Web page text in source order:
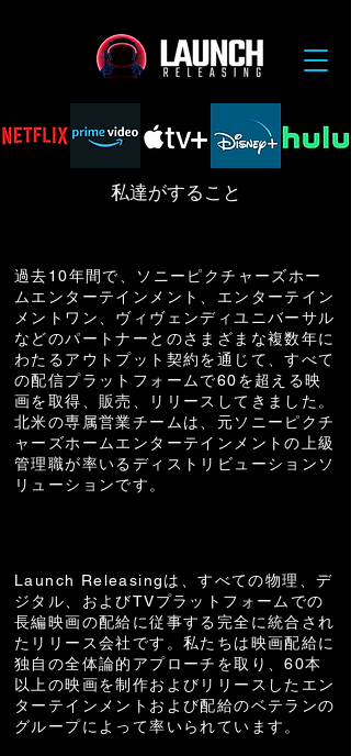
私達がすること
過去10年間で、ソニーピクチャーズホー
ムエンターテインメント、エンターテイン
メントワン、ヴィヴェンディユニバーサル
などのパートナーとのさまざまな複数年に
わたるアウトプット契約を通じて、すべて
の配信プラットフォームで60を超える映
画を取得、販売、リリースしてきました。
北米の専属営業チームは、元ソニーピクチ
ャーズホームエンターテインメントの上級
管理職が率いるディストリビューションソ
リューションです。
Launch Releasingは、すべての物理、デ
ジタル、およびTVプラットフォームでの
長編映画の配給に従事する完全に統合され
たリリース会社です。私たちは映画配給に
独自の全体論的アプローチを取り、60本
以上の映画を制作およびリリースしたエン
ターテインメントおよび配給のベテランの
グループによって率いられています。